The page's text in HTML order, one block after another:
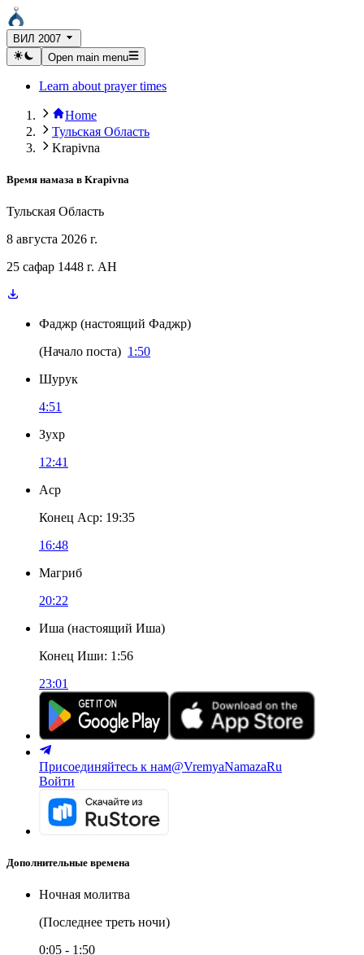
ВИЛ 2007
Open main menu
Learn about prayer times
Home
Тульская Область
Krapivna
Время намаза в Krapivna
Тульская Область
8 августа 2026 г.
25 сафар 1448 г. AH
Фаджр (настоящий Фаджр)
(Начало поста) 1:50
Шурук
4:51
Зухр
12:41
Аср
Конец Аср: 19:35
16:48
Магриб
20:22
Иша (настоящий Иша)
Конец Иши: 1:56
23:01
Присоединяйтесь к нам@VremyaNamazaRu
Войти
Дополнительные времена
Ночная молитва
(Последнее треть ночи)
0:05 - 1:50